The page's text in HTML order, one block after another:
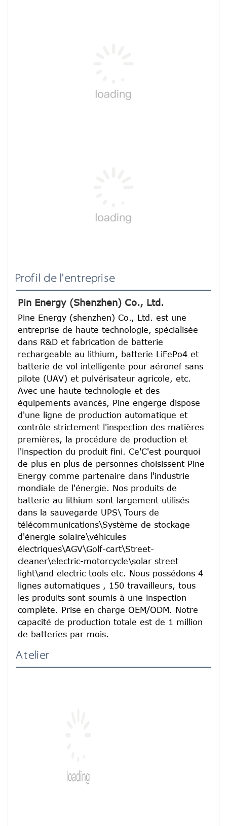
Profil de l'entreprise
Pin Energy (Shenzhen) Co., Ltd.
Pine Energy (shenzhen) Co., Ltd. est une
entreprise de haute technologie, spécialisée
dans R&D et fabrication de batterie
rechargeable au lithium, batterie LiFePo4 et
batterie de vol intelligente pour aéronef sans
pilote (UAV) et pulvérisateur agricole, etc.
Avec une haute technologie et des
équipements avancés, Pine engerge dispose
d'une ligne de production automatique et
contrôle strictement l'inspection des matières
premières, la procédure de production et
l'inspection du produit fini. Ce'C'est pourquoi
de plus en plus de personnes choisissent Pine
Energy comme partenaire dans l'industrie
mondiale de l'énergie. Nos produits de
batterie au lithium sont largement utilisés
dans la sauvegarde UPS\ Tours de
télécommunications\Système de stockage
d'énergie solaire\véhicules
électriques\AGV\Golf-cart\Street-
cleaner\electric-motorcycle\solar street
light\and electric tools etc. Nous possédons 4
lignes automatiques , 150 travailleurs, tous
les produits sont soumis à une inspection
complète. Prise en charge OEM/ODM. Notre
capacité de production totale est de 1 million
de batteries par mois.
Atelier